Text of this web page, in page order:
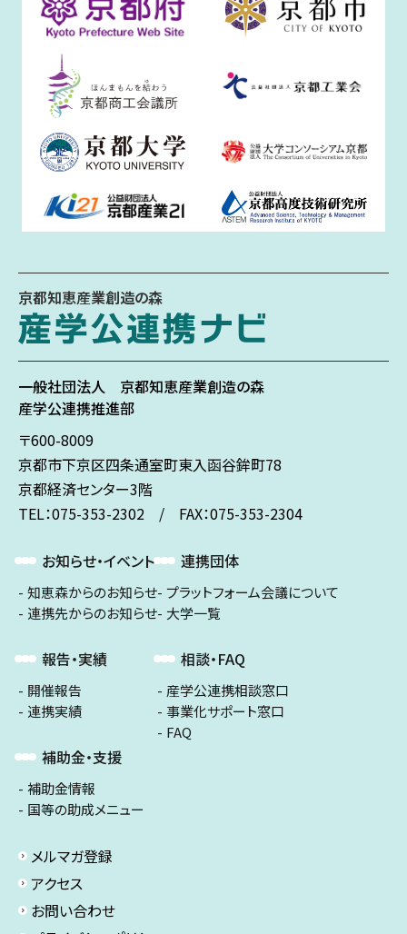
京都知恵産業創造の森
一般社団法人 京都知恵産業創造の森
産学公連携推進部
〒600-8009
京都市下京区四条通室町東入函谷鉾町78
京都経済センター3階
TEL：075-353-2302 / FAX：075-353-2304
お知らせ・イベント
知恵森からのお知らせ
連携先からのお知らせ
報告・実績
開催報告
連携実績
補助金・支援
補助金情報
国等の助成メニュー
連携団体
プラットフォーム会議について
大学一覧
相談・FAQ
産学公連携相談窓口
事業化サポート窓口
FAQ
メルマガ登録
アクセス
お問い合わせ